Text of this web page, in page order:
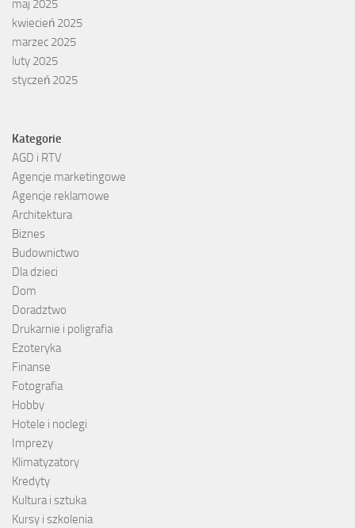
maj 2025
kwiecień 2025
marzec 2025
luty 2025
styczeń 2025
Kategorie
AGD i RTV
Agencje marketingowe
Agencje reklamowe
Architektura
Biznes
Budownictwo
Dla dzieci
Dom
Doradztwo
Drukarnie i poligrafia
Ezoteryka
Finanse
Fotografia
Hobby
Hotele i noclegi
Imprezy
Klimatyzatory
Kredyty
Kultura i sztuka
Kursy i szkolenia